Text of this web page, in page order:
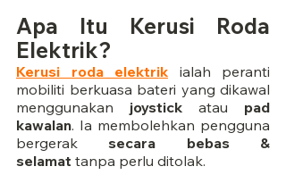
Apa Itu Kerusi Roda
Elektrik?
Kerusi roda elektrik ialah peranti
mobiliti berkuasa bateri yang dikawal
menggunakan joystick atau pad
kawalan. Ia membolehkan pengguna
bergerak secara bebas &
selamat tanpa perlu ditolak.